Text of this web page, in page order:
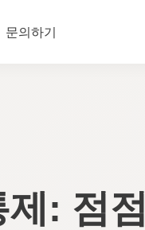
문의하기
: 점점